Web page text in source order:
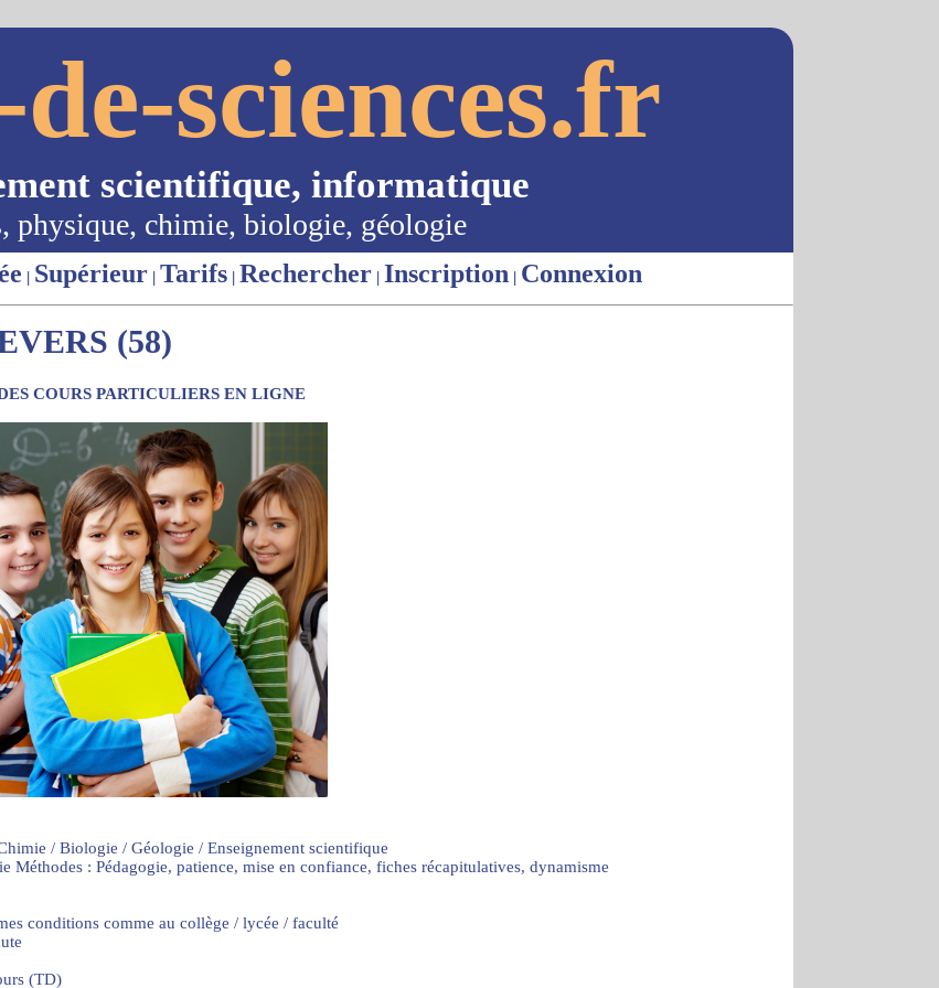
sciences.fr
scientifique, informatique
physique, chimie, biologie, géologie
| Supérieur | Tarifs | Rechercher | Inscription | Connexion
(58)
COURS PARTICULIERS EN LIGNE
/ Biologie / Géologie / Enseignement scientifique
Méthodes : Pédagogie, patience, mise en confiance, fiches récapitulatives, dynamisme
conditions comme au collège / lycée / faculté
(TD)